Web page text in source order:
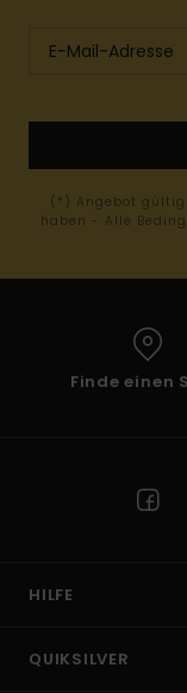
(*) Angebot
haben - Alle
Finde einen
HILFE
QUIKSILVER